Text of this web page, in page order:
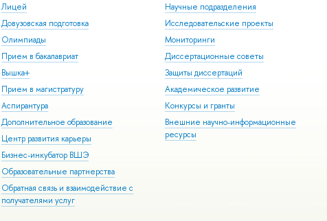
Лицей
Довузовская подготовка
Олимпиады
Прием в бакалавриат
Вышка+
Прием в магистратуру
Аспирантура
Дополнительное образование
Центр развития карьеры
Бизнес-инкубатор ВШЭ
Образовательные партнерства
Обратная связь и взаимодействие с
получателями услуг
Научные подразделения
Исследовательские проекты
Мониторинги
Диссертационные советы
Защиты диссертаций
Академическое развитие
Конкурсы и гранты
Внешние научно-информационные
ресурсы